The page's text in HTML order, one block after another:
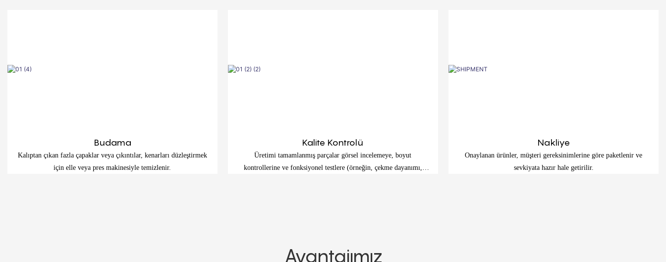
Budama
Kalıptan çıkan fazla çapaklar veya çıkıntılar, kenarları düzleştirmek
için elle veya pres makinesiyle temizlenir.
Kalite Kontrolü
Üretimi tamamlanmış parçalar görsel incelemeye, boyut
kontrollerine ve fonksiyonel testlere (örneğin, çekme dayanımı,
Nakliye
Onaylanan ürünler, müşteri gereksinimlerine göre paketlenir ve
sevkiyata hazır hale getirilir.
Avantajımız